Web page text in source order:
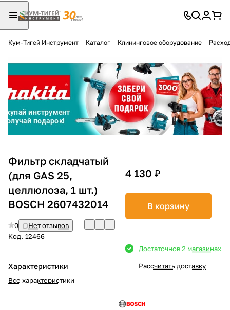
Кум-Тигей Инструмент Каталог Клининговое оборудование
Фильтр складчатый
(для GAS 25,
целлюлоза, 1 шт.)
BOSCH 2607432014
0
Нет отзывов
Код. 12466
Характеристики
Все характеристики
4 130 ₽
В корзину
Достаточнов 2 магазинах
Рассчитать доставку
Разбейте
оплатуна части
без переплат
График платежей
Сегодня
25%
% картой любого банка